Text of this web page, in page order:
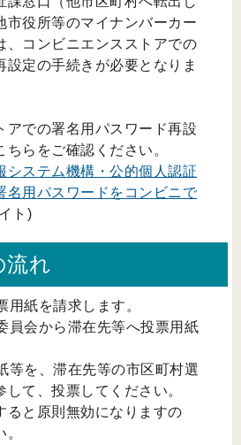
市役所等のマイナンバーカー
、コンビニエンスストアでの
設定の手続きが必要となりま
アでの署名用パスワード再設
らをご確認ください。
システム機構・公的個人認証
名用パスワードをコンビニで
ト)
流れ
用紙を請求します。
員会から滞在先等へ投票用紙
等を、滞在先等の市区町村選
て、投票してください。
と原則無効になりますの